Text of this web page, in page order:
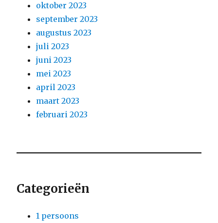
oktober 2023
september 2023
augustus 2023
juli 2023
juni 2023
mei 2023
april 2023
maart 2023
februari 2023
Categorieën
1 persoons